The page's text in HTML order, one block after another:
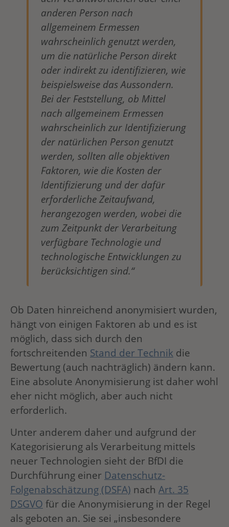
anderen Person nach
allgemeinem Ermessen
wahrscheinlich genutzt werden,
um die natürliche Person direkt
oder indirekt zu identifizieren, wie
beispielsweise das Aussondern.
Bei der Feststellung, ob Mittel
nach allgemeinem Ermessen
wahrscheinlich zur Identifizierung
der natürlichen Person genutzt
werden, sollten alle objektiven
Faktoren, wie die Kosten der
Identifizierung und der dafür
erforderliche Zeitaufwand,
herangezogen werden, wobei die
zum Zeitpunkt der Verarbeitung
verfügbare Technologie und
technologische Entwicklungen zu
berücksichtigen sind.“
Ob Daten hinreichend anonymisiert wurden,
hängt von einigen Faktoren ab und es ist
möglich, dass sich durch den
fortschreitenden Stand der Technik die
Bewertung (auch nachträglich) ändern kann.
Eine absolute Anonymisierung ist daher wohl
eher nicht möglich, aber auch nicht
erforderlich.
Unter anderem daher und aufgrund der
Kategorisierung als Verarbeitung mittels
neuer Technologien sieht der BfDI die
Durchführung einer Datenschutz-
Folgenabschätzung (DSFA) nach Art. 35
DSGVO für die Anonymisierung in der Regel
als geboten an. Sie sei „insbesondere